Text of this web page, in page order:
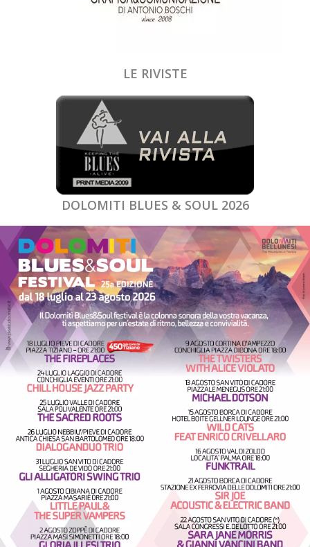
LE RIVISTE
DOLOMITI BLUES & SOUL 2026